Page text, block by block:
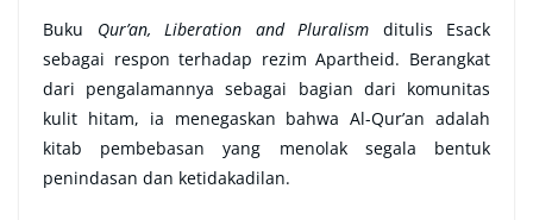
Buku Qur’an, Liberation and Pluralism ditulis Esack
sebagai respon terhadap rezim Apartheid. Berangkat
dari pengalamannya sebagai bagian dari komunitas
kulit hitam, ia menegaskan bahwa Al-Qur’an adalah
kitab pembebasan yang menolak segala bentuk
penindasan dan ketidakadilan.